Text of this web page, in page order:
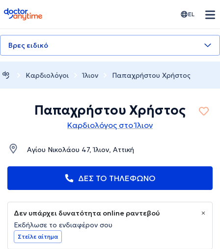
doctoranytime EL
Βρες ειδικό
Καρδιολόγοι Ίλιον Παπαχρήστου Χρήστος
Παπαχρήστου Χρήστος
Καρδιολόγος στο Ίλιον
Αγίου Νικολάου 47, Ίλιον, Αττική
ΔΕΣ ΤΟ ΤΗΛΕΦΩΝΟ
Δεν υπάρχει δυνατότητα online ραντεβού
Εκδήλωσε το ενδιαφέρον σου
Στείλε αίτημα